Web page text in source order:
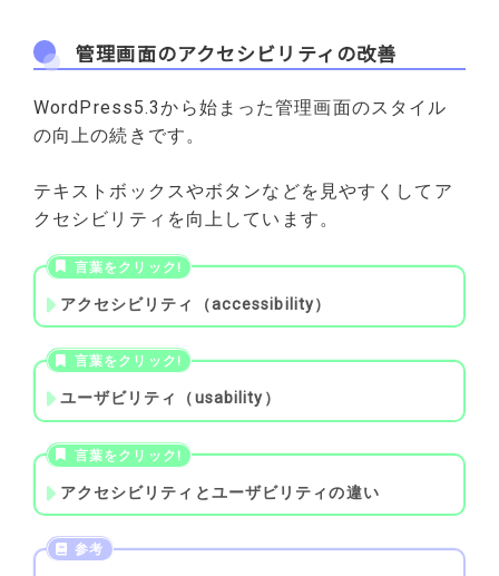
管理画面のアクセシビリティの改善
WordPress5.3から始まった管理画面のスタイル
の向上の続きです。
テキストボックスやボタンなどを見やすくしてア
クセシビリティを向上しています。
アクセシビリティ（accessibility）
ユーザビリティ（usability）
アクセシビリティとユーザビリティの違い